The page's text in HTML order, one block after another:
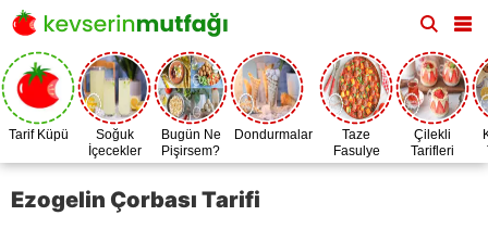
Tarif Küpü
Soğuk
İçecekler
Bugün Ne
Pişirsem?
Dondurmalar
Taze
Fasulye
Zamanı
Çilekli
Tarifleri
Ezogelin Çorbası Tarifi